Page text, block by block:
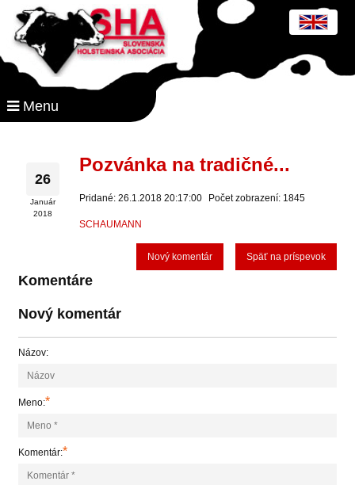
Menu
26
Január
2018
Pozvánka na tradičné...
Pridané: 26.1.2018 20:17:00 Počet zobrazení: 1845
SCHAUMANN
Späť na príspevok
Nový komentár
Komentáre
Nový komentár
Názov:
Meno:*
Komentár:*